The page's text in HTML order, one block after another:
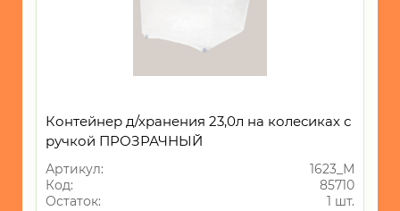
Контейнер д/хранения 23,0л на колесиках с
ручкой ПРОЗРАЧНЫЙ
Артикул:
1623_М
Код:
85710
Остаток:
1 шт.